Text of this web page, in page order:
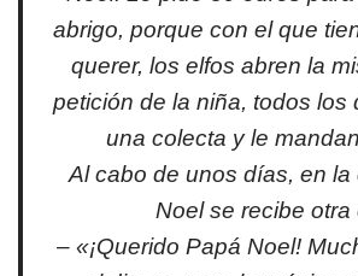
abrigo, porque con el que
querer, los elfos abren la
petición de la niña, todos los
una colecta y le
Al cabo de unos días, en la
Noel se recibe otra
– «¡Querido Papá Noel!